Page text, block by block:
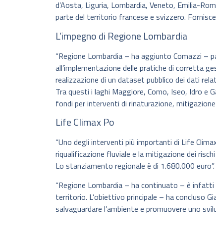
d’Aosta, Liguria, Lombardia, Veneto, Emilia-
parte del territorio francese e svizzero.
L’impegno di Regione Lombardia
“Regione Lombardia – ha aggiunto Comazzi –
all’implementazione delle pratiche di corretta
realizzazione di un dataset pubblico dei dati
Tra questi i laghi Maggiore, Como, Iseo, Idro e
fondi per interventi di rinaturazione, mitigazione
Life Climax Po
“Uno degli interventi più importanti di Life
riqualificazione fluviale e la mitigazione dei
Lo stanziamento regionale è di 1.680.000 euro”.
“Regione Lombardia – ha continuato – è
territorio. L’obiettivo principale – ha concluso
salvaguardare l’ambiente e promuovere uno